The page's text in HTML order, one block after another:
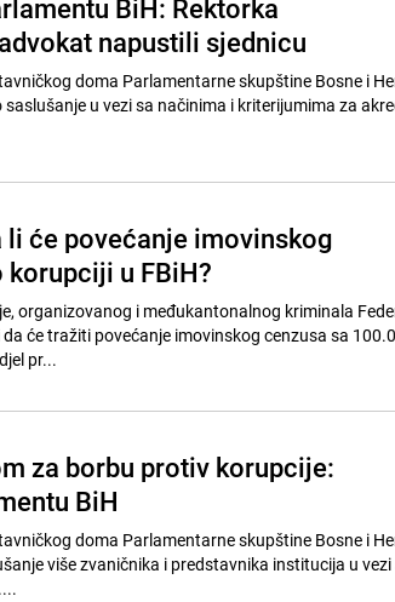
BiH: Rektorka
napustili sjednicu
doma Parlamentarne skupštine Bosne i
u vezi sa načinima i kriterijumima za
li će povećanje imovinskog
u FBiH?
organizovanog i međukantonalnog kriminala
će tražiti povećanje imovinskog cenzusa sa
pr...
za borbu protiv korupcije:
BiH
doma Parlamentarne skupštine Bosne i
više zvaničnika i predstavnika institucija u vezi